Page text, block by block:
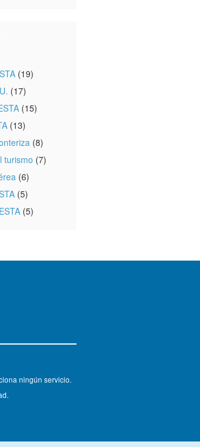
(19)
(17)
(15)
(13)
(8)
turismo (7)
(6)
(5)
(5)
ningún servicio.